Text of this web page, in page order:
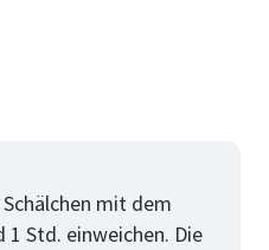
mit dem
Std. einweichen. Die